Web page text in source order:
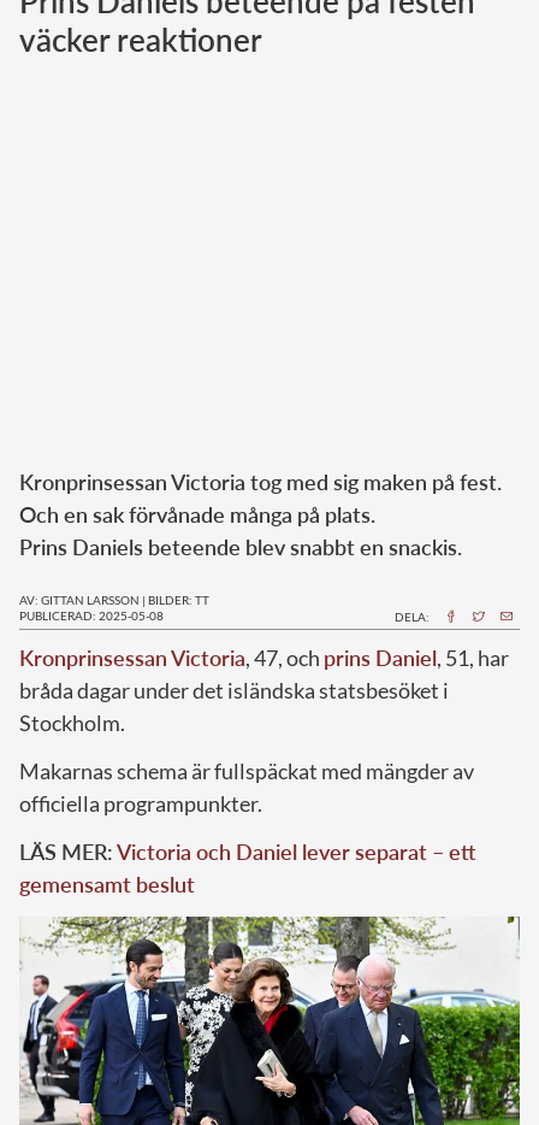
Norska kungahuset
väcker reaktioner
Kronprinsessan Victoria tog med sig maken på fest.
Och en sak förvånade många på plats.
Prins Daniels beteende blev snabbt en snackis.
AV: GITTAN LARSSON | BILDER: TT
PUBLICERAD: 2025-05-08
DELA:
Kronprinsessan Victoria, 47, och prins Daniel, 51, har
bråda dagar under det isländska statsbesöket i
Stockholm.
Makarnas schema är fullspäckat med mängder av
officiella programpunkter.
LÄS MER:Victoria och Daniel lever separat – ett
gemensamt beslut